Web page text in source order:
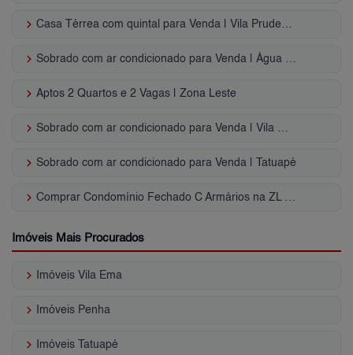
keyboard_arrow_right Casa Térrea com quintal para Venda | Vila Prudente
keyboard_arrow_right Sobrado com ar condicionado para Venda | Água Rasa
keyboard_arrow_right Aptos 2 Quartos e 2 Vagas | Zona Leste
keyboard_arrow_right Sobrado com ar condicionado para Venda | Vila Marieta (ZL)
keyboard_arrow_right Sobrado com ar condicionado para Venda | Tatuapé
keyboard_arrow_right Comprar Condomínio Fechado C Armários na ZL - SP
Imóveis Mais Procurados
keyboard_arrow_right Imóveis Vila Ema
keyboard_arrow_right Imóveis Penha
keyboard_arrow_right Imóveis Tatuapé